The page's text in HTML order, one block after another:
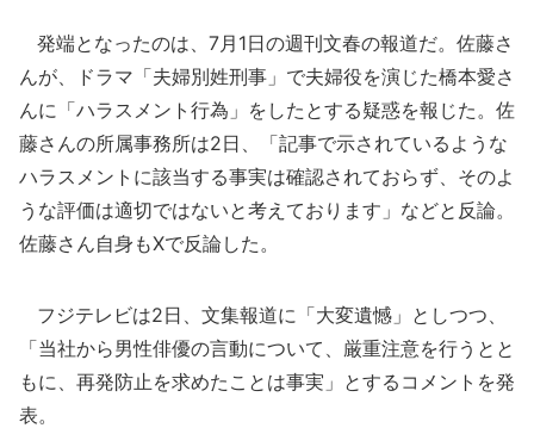
発端となったのは、7月1日の週刊文春の報道だ。佐藤さ
んが、ドラマ「夫婦別姓刑事」で夫婦役を演じた橋本愛さ
んに「ハラスメント行為」をしたとする疑惑を報じた。佐
藤さんの所属事務所は2日、「記事で示されているような
ハラスメントに該当する事実は確認されておらず、そのよ
うな評価は適切ではないと考えております」などと反論。
佐藤さん自身もXで反論した。
フジテレビは2日、文集報道に「大変遺憾」としつつ、
「当社から男性俳優の言動について、厳重注意を行うとと
もに、再発防止を求めたことは事実」とするコメントを発
表。